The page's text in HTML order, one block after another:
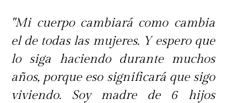
"Mi cuerpo cambiará como cambia
el de todas las mujeres. Y espero que
lo siga haciendo durante muchos
años, porque eso significará que sigo
viviendo. Soy madre de 6 hijos